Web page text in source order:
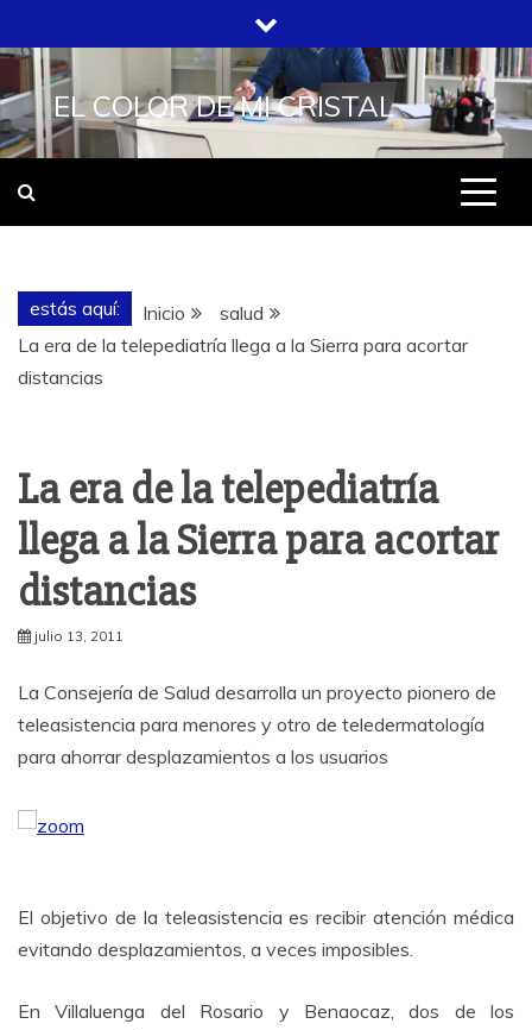
al
contenido
EL COLOR DE MI CRISTAL
estás aquí: Inicio
salud
La era de la telepediatría llega a la Sierra para acortar
distancias
La era de la telepediatría
llega a la Sierra para acortar
distancias
julio 13, 2011
La Consejería de Salud desarrolla un proyecto pionero de
teleasistencia para menores y otro de teledermatología
para ahorrar desplazamientos a los usuarios
El objetivo de la teleasistencia es recibir atención médica
evitando desplazamientos, a veces imposibles.
En Villaluenga del Rosario y Benaocaz, dos de los